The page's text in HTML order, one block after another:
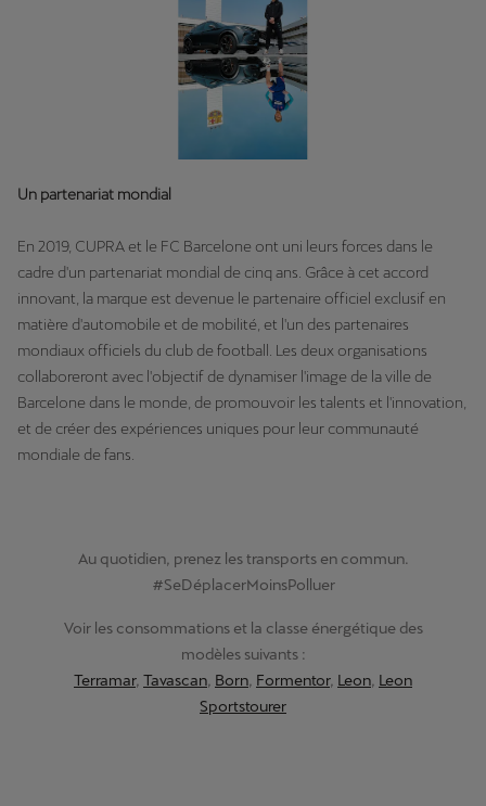
Un partenariat mondial
En 2019, CUPRA et le FC Barcelone ont uni leurs forces dans le
cadre d'un partenariat mondial de cinq ans. Grâce à cet accord
innovant, la marque est devenue le partenaire officiel exclusif en
matière d'automobile et de mobilité, et l'un des partenaires
mondiaux officiels du club de football. Les deux organisations
collaboreront avec l'objectif de dynamiser l'image de la ville de
Barcelone dans le monde, de promouvoir les talents et l'innovation,
et de créer des expériences uniques pour leur communauté
mondiale de fans.
Au quotidien, prenez les transports en commun.
#SeDéplacerMoinsPolluer
Voir les consommations et la classe énergétique des
modèles suivants :
Terramar, Tavascan Born Formentor, Leon Leon
Sportstourer